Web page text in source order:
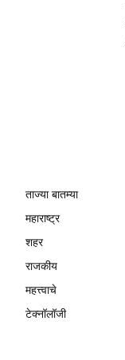
ताज्या बातम्या
महाराष्ट्र
शहर
राजकीय
महत्त्वाचे
टेक्नॉलॉजी